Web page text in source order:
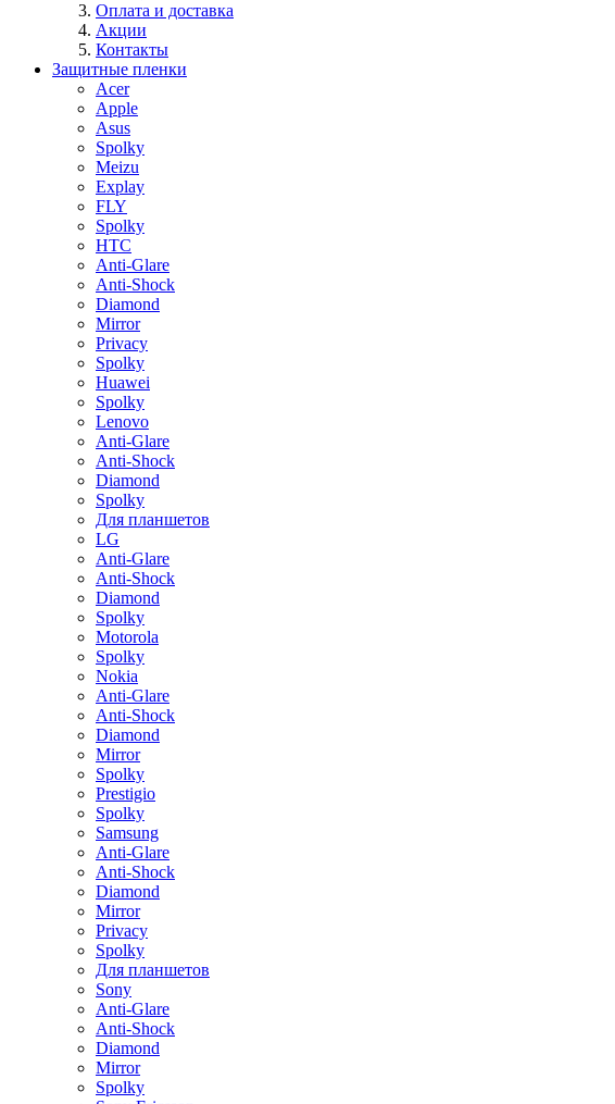
Оплата и доставка
Акции
Контакты
Защитные пленки
Acer
Apple
Asus
Spolky
Meizu
Explay
FLY
Spolky
HTC
Anti-Glare
Anti-Shock
Diamond
Mirror
Privacy
Spolky
Huawei
Spolky
Lenovo
Anti-Glare
Anti-Shock
Diamond
Spolky
Для планшетов
LG
Anti-Glare
Anti-Shock
Diamond
Spolky
Motorola
Spolky
Nokia
Anti-Glare
Anti-Shock
Diamond
Mirror
Spolky
Prestigio
Spolky
Samsung
Anti-Glare
Anti-Shock
Diamond
Mirror
Privacy
Spolky
Для планшетов
Sony
Anti-Glare
Anti-Shock
Diamond
Mirror
Spolky